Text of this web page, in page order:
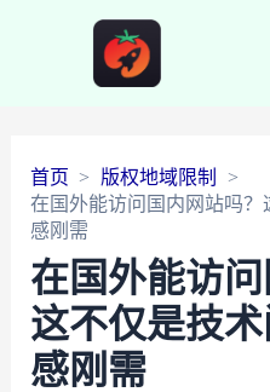
首页
版权地域限制
在国外能访问国内网站吗
感刚需
在国外能访问
这不仅是技
感刚需